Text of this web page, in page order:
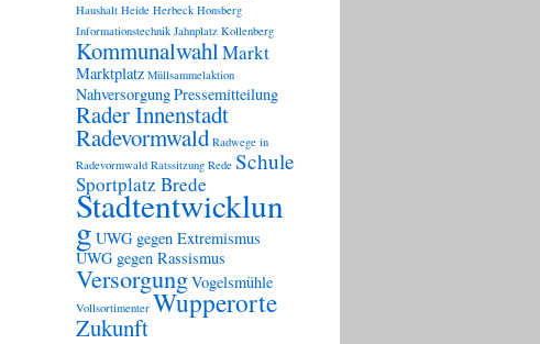
Haushalt Heide Herbeck Honsberg
Informationstechnik Jahnplatz Kollenberg
KommunalwahlMarkt
Marktplatz Müllsammelaktion
NahversorgungPressemitteilung
Rader Innenstadt
Radevormwald Radwege in
Radevormwald Ratssitzung Rede Schule
Sportplatz Brede
Stadtentwicklun
g UWG gegen Extremismus
UWG gegen Rassismus
VersorgungVogelsmühle
Vollsortimenter Wupperorte
Zukunft